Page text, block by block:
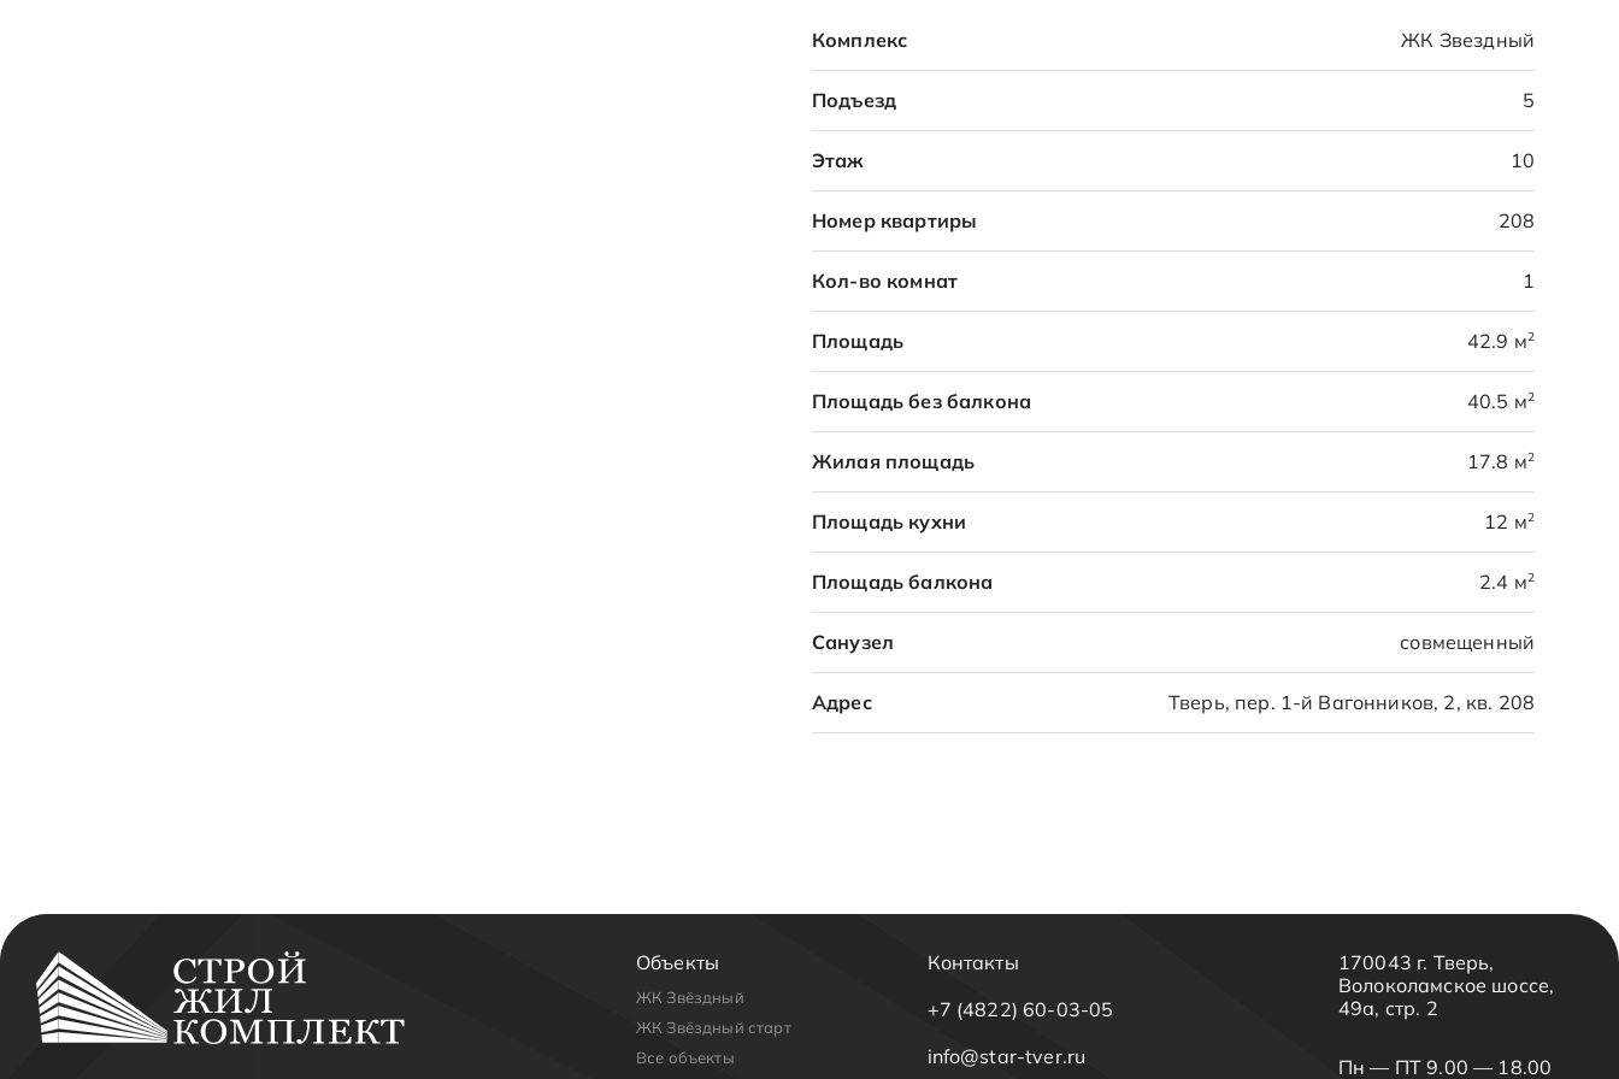
Комплекс ЖК Звездный
Подъезд 5
Этаж 10
Номер квартиры 208
Кол-во комнат 1
Площадь 42.9 м2
Площадь без балкона 40.5 м2
Жилая площадь 17.8 м2
Площадь кухни 12 м2
Площадь балкона 2.4 м2
Санузел совмещенный
Адрес Тверь, пер. 1-й Вагонников, 2, кв. 208
Объекты
ЖК Звёздный
ЖК Звёздный старт
Все объекты
Контакты
+7 (4822) 60-03-05
info@star-tver.ru
170043 г. Тверь,
Волоколамское шоссе,
49а, стр. 2
Пн — ПТ 9.00 — 18.00